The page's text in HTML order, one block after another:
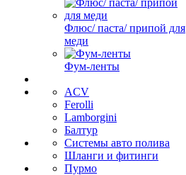
Флюс/ паста/ припой для
меди
Фум-ленты
ACV
Ferolli
Lamborgini
Балтур
Системы авто полива
Шланги и фитинги
Пурмо